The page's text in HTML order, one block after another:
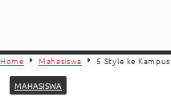
Home Mahasiswa 5 Style ke
MAHASISWA